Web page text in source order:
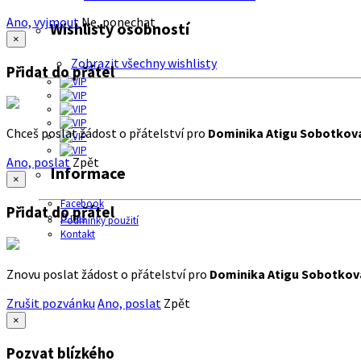
Wishlisty osobností
Zobrazit všechny wishlisty
Informace
Facebook
O nás
Podmínky použití
Kontakt
Ano, vyjmout Ne, ponechat
×
Přidat do přátel
Chceš poslat žádost o přátelství pro Dominika Atigu
Ano, poslat Zpět
×
Přidat do přátel
Znovu poslat žádost o přátelství pro Dominika Atigu
Zrušit pozvánku Ano, poslat Zpět
×
Pozvat blízkého